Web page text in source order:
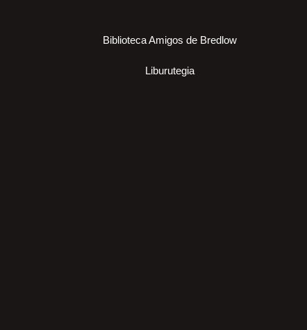
Biblioteca Amigos de Bredlow
Liburutegia